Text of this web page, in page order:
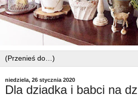
niedziela, 26 stycznia 2020
Dla dziadka i babci na